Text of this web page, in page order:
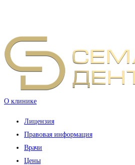
О клинике
Лицензия
Правовая информация
Врачи
Цены